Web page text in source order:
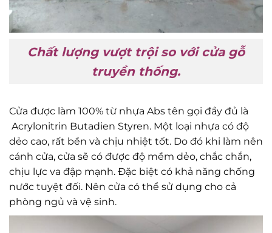
Chất lượng vượt trội so với cửa gỗ
truyền thống.
Cửa được làm 100% từ nhựa Abs tên gọi đầy đủ là
Acrylonitrin Butadien Styren. Một loại nhựa có độ
dẻo cao, rất bền và chịu nhiệt tốt. Do đó khi làm nên
cánh cửa, cửa sẽ có được độ mềm dẻo, chắc chắn,
chịu lực va đập mạnh. Đặc biệt có khả năng chống
nước tuyệt đối. Nên cửa có thể sử dụng cho cả
phòng ngủ và vệ sinh.